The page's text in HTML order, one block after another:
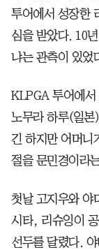
투어에서 성장한
심을 받았다. 10
냐는 관측이 있었
KLPGA 투어에서
노무라 하루(일본
긴 하지만 어머니
절을 문민경이라
첫날 고지우와 야
시타, 리슈잉이
선두를 달렸다.